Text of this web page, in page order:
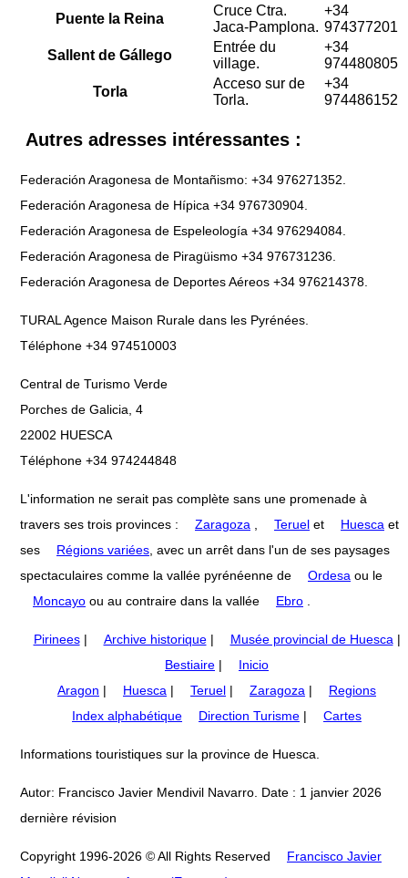
Puente la Reina
Cruce Ctra.
Jaca-Pamplona.
+34
974377201
Sallent de Gállego
Entrée du
village.
+34
974480805
Torla
Acceso sur de
Torla.
+34
974486152
Autres adresses intéressantes :
Federación Aragonesa de Montañismo: +34 976271352.
Federación Aragonesa de Hípica +34 976730904.
Federación Aragonesa de Espeleología +34 976294084.
Federación Aragonesa de Piragüismo +34 976731236.
Federación Aragonesa de Deportes Aéreos +34 976214378.
TURAL Agence Maison Rurale dans les Pyrénées.
Téléphone +34 974510003
Central de Turismo Verde
Porches de Galicia, 4
22002 HUESCA
Téléphone +34 974244848
L'information ne serait pas complète sans une promenade à
travers ses trois provinces :
Zaragoza , Teruel et Huesca et
ses
Régions variées, avec un arrêt dans l'un de ses paysages
spectaculaires comme la vallée pyrénéenne de
Ordesa ou le
Moncayo ou au contraire dans la vallée Ebro .
Pirinees| Archive historique| Musée provincial de Huesca|
Bestiaire |
Inicio
Aragon | Huesca | Teruel | Zaragoza |
Regions
Index alphabétique
Direction Turisme | Cartes
Informations touristiques sur la province de Huesca.
Autor: Francisco Javier Mendivil Navarro. Date : 1 janvier 2026
dernière révision
Copyright 1996-2026 © All Rights Reserved
Francisco Javier